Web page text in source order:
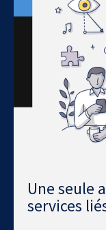
Une seule
services